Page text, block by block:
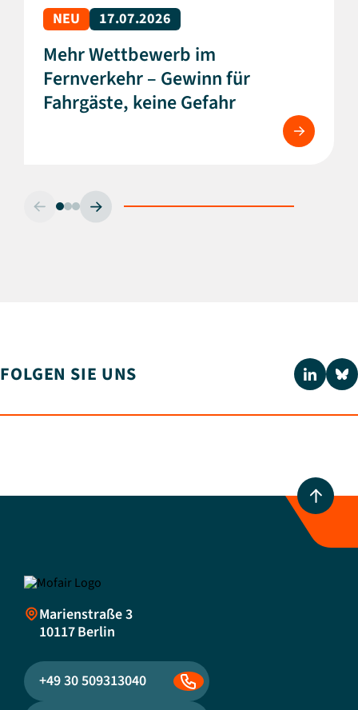
NEU 17.07.2026
Mehr Wettbewerb im
Fernverkehr – Gewinn für
Fahrgäste, keine Gefahr
FOLGEN SIE UNS
Marienstraße 3
10117Berlin
+49 30 509313040